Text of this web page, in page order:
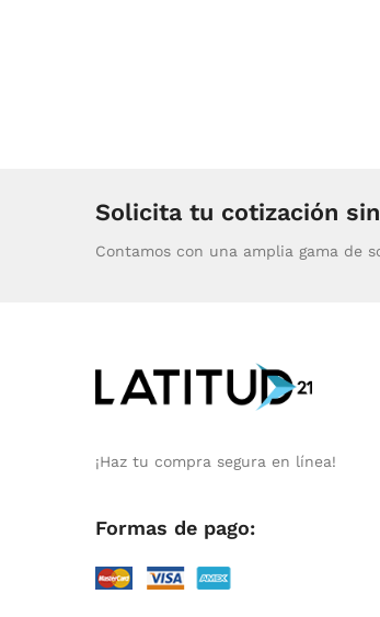
Solicita tu cotización
Contamos con una amplia gama de
¡Haz tu compra segura en línea!
Formas de pago: